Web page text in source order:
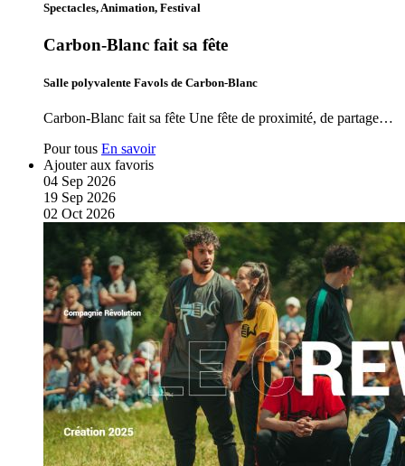
Spectacles, Animation, Festival
Carbon-Blanc fait sa fête
Salle polyvalente Favols de Carbon-Blanc
Carbon-Blanc fait sa fête Une fête de proximité, de partage…
Pour tous En savoir
Ajouter aux favoris
04 Sep 2026
19 Sep 2026
02 Oct 2026